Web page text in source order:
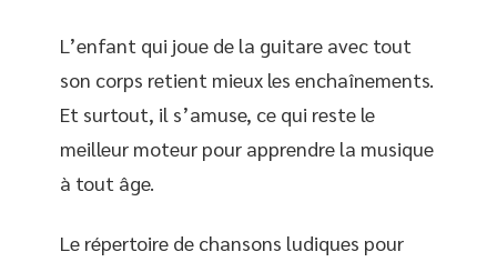
L’enfant qui joue de la guitare avec tout
son corps retient mieux les enchaînements.
Et surtout, il s’amuse, ce qui reste le
meilleur moteur pour apprendre la musique
à tout âge.
Le répertoire de chansons ludiques pour